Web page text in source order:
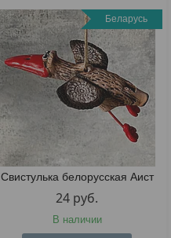
Беларусь
Свистулька белорусская Аист
24 руб.
В наличии